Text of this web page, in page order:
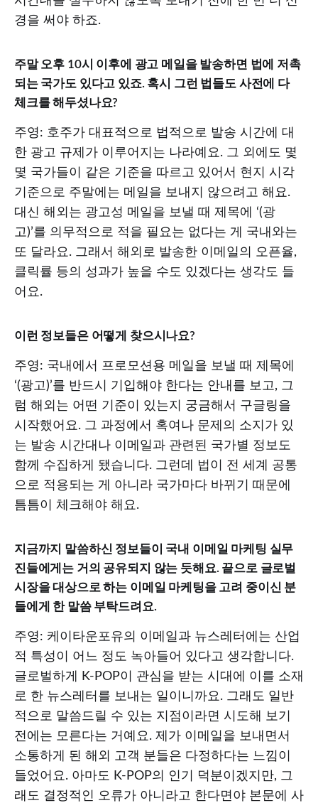
경을 써야 하죠.
주말 오후 10시 이후에 광고 메일을 발송하면 법에 저촉
되는 국가도 있다고 있죠. 혹시 그런 법들도 사전에 다
체크를 해두셨나요?
주영: 호주가 대표적으로 법적으로 발송 시간에 대
한 광고 규제가 이루어지는 나라예요. 그 외에도 몇
몇 국가들이 같은 기준을 따르고 있어서 현지 시각
기준으로 주말에는 메일을 보내지 않으려고 해요.
대신 해외는 광고성 메일을 보낼 때 제목에 ‘(광
고)’를 의무적으로 적을 필요는 없다는 게 국내와는
또 달라요. 그래서 해외로 발송한 이메일의 오픈율,
클릭률 등의 성과가 높을 수도 있겠다는 생각도 들
어요.
이런 정보들은 어떻게 찾으시나요?
주영: 국내에서 프로모션용 메일을 보낼 때 제목에
‘(광고)’를 반드시 기입해야 한다는 안내를 보고, 그
럼 해외는 어떤 기준이 있는지 궁금해서 구글링을
시작했어요. 그 과정에서 혹여나 문제의 소지가 있
는 발송 시간대나 이메일과 관련된 국가별 정보도
함께 수집하게 됐습니다. 그런데 법이 전 세계 공통
으로 적용되는 게 아니라 국가마다 바뀌기 때문에
틈틈이 체크해야 해요.
지금까지 말씀하신 정보들이 국내 이메일 마케팅 실무
진들에게는 거의 공유되지 않는 듯해요. 끝으로 글로벌
시장을 대상으로 하는 이메일 마케팅을 고려 중이신 분
들에게 한 말씀 부탁드려요.
주영: 케이타운포유의 이메일과 뉴스레터에는 산업
적 특성이 어느 정도 녹아들어 있다고 생각합니다.
글로벌하게 K-POP이 관심을 받는 시대에 이를 소재
로 한 뉴스레터를 보내는 일이니까요. 그래도 일반
적으로 말씀드릴 수 있는 지점이라면 시도해 보기
전에는 모른다는 거예요. 제가 이메일을 보내면서
소통하게 된 해외 고객 분들은 다정하다는 느낌이
들었어요. 아마도 K-POP의 인기 덕분이겠지만, 그
래도 결정적인 오류가 아니라고 한다면야 본문에 사